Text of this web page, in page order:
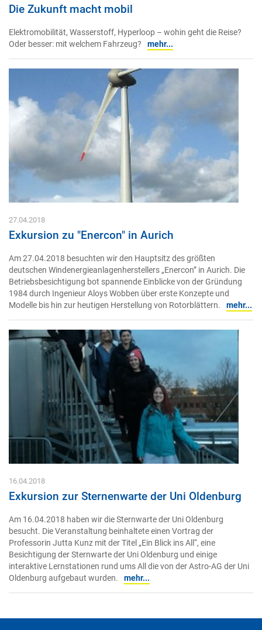
Die Zukunft macht mobil
Elektromobilität, Wasserstoff, Hyperloop – wohin geht die Reise?
Oder besser: mit welchem Fahrzeug?
mehr...
27.04.2018
Exkursion zu "Enercon" in Aurich
Am 27.04.2018 besuchten wir den Hauptsitz des größten
deutschen Windenergieanlagenherstellers „Enercon” in Aurich. Die
Betriebsbesichtigung bot spannende Einblicke von der Gründung
1984 durch Ingenieur Aloys Wobben über erste Konzepte und
Modelle bis hin zur heutigen Herstellung von Rotorblättern.
mehr...
16.04.2018
Exkursion zur Sternenwarte der Uni Oldenburg
Am 16.04.2018 haben wir die Sternwarte der Uni Oldenburg
besucht. Die Veranstaltung beinhaltete einen Vortrag der
Professorin Jutta Kunz mit der Titel „Ein Blick ins All“, eine
Besichtigung der Sternwarte der Uni Oldenburg und einige
interaktive Lernstationen rund ums All die von der Astro-AG der Uni
Oldenburg aufgebaut wurden.
mehr...